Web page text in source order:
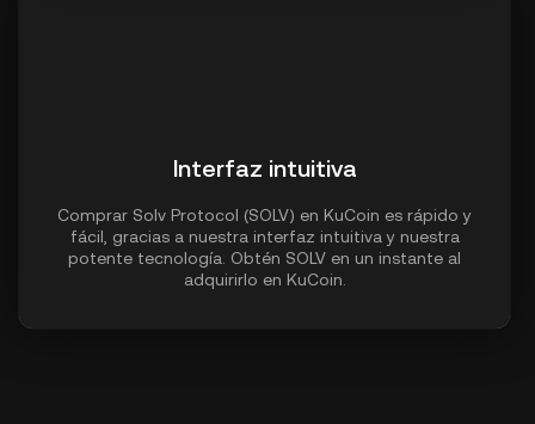
Interfaz intuitiva
Comprar Solv Protocol (SOLV) en KuCoin es rápido y
fácil, gracias a nuestra interfaz intuitiva y nuestra
potente tecnología. Obtén SOLV en un instante al
adquirirlo en KuCoin.